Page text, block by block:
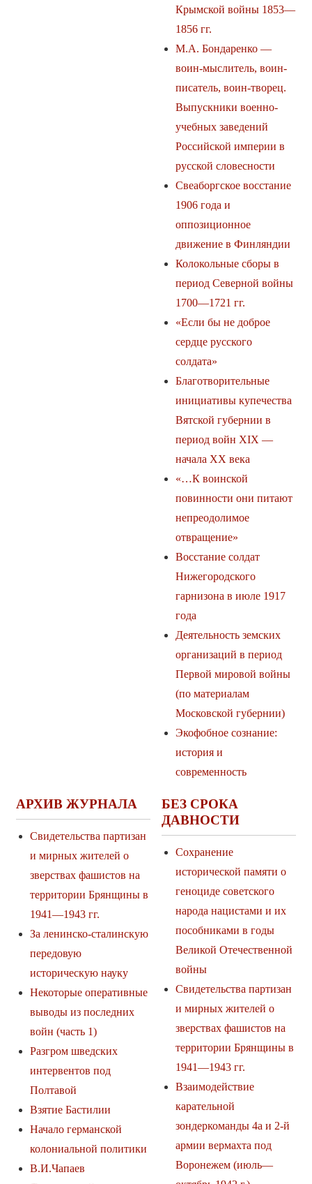
Крымской войны 1853—
1856 гг.
М.А. Бондаренко —
воин-мыслитель, воин-
писатель, воин-творец.
Выпускники военно-
учебных заведений
Российской империи в
русской словесности
Свеаборгское восстание
1906 года и
оппозиционное
движение в Финляндии
Колокольные сборы в
период Северной войны
1700—1721 гг.
«Если бы не доброе
сердце русского
солдата»
Благотворительные
инициативы купечества
Вятской губернии в
период войн XIX —
начала XX века
«…К воинской
повинности они питают
непреодолимое
отвращение»
Восстание солдат
Нижегородского
гарнизона в июле 1917
года
Деятельность земских
организаций в период
Первой мировой войны
(по материалам
Московской губернии)
Экофобное сознание:
история и
современность
АРХИВ ЖУРНАЛА
Свидетельства партизан
и мирных жителей о
зверствах фашистов на
территории Брянщины в
1941—1943 гг.
За ленинско-сталинскую
передовую
историческую науку
Некоторые оперативные
выводы из последних
войн (часть 1)
Разгром шведских
интервентов под
Полтавой
Взятие Бастилии
Начало германской
колониальной политики
В.И.Чапаев
БЕЗ СРОКА
ДАВНОСТИ
Сохранение
исторической памяти о
геноциде советского
народа нацистами и их
пособниками в годы
Великой Отечественной
войны
Свидетельства партизан
и мирных жителей о
зверствах фашистов на
территории Брянщины в
1941—1943 гг.
Взаимодействие
карательной
зондеркоманды 4а и 2-й
армии вермахта под
Воронежем (июль—